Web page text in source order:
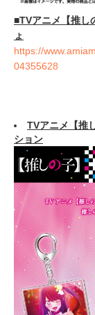
■TVアニメ【推し
ょ
https://
04355628
TVアニメ【推
ション